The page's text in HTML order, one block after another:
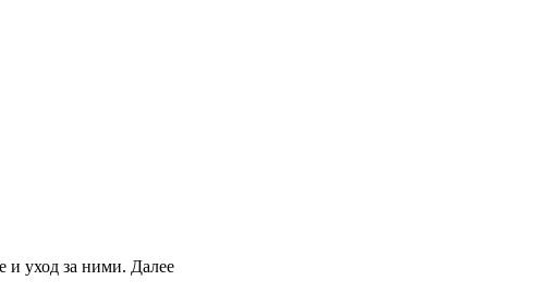
и уход за ними. Далее